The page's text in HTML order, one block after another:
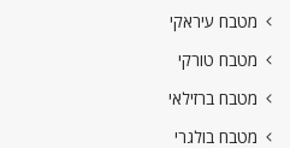
מטבח עיראקי
מטבח טורקי
מטבח ברזילאי
מטבח בולגרי